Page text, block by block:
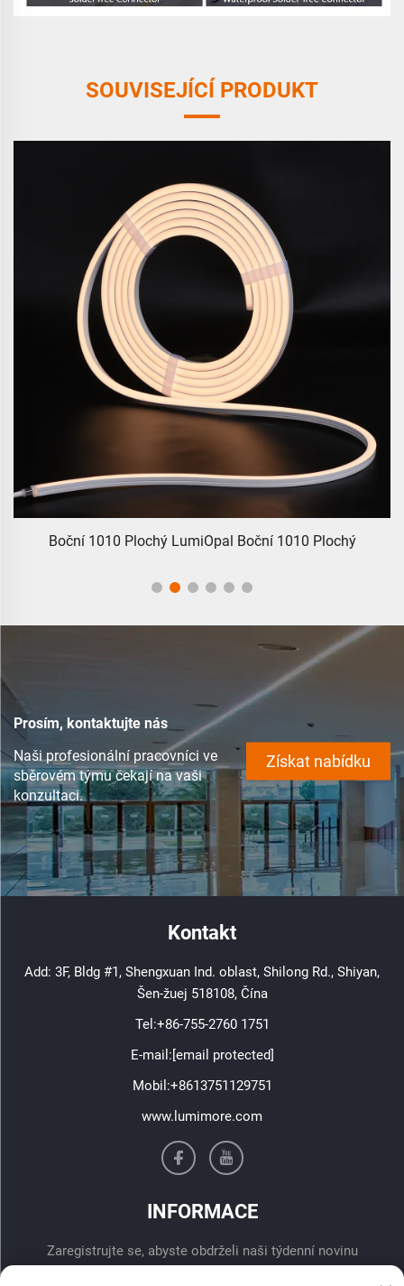
SOUVISEJÍCÍ PRODUKT
Boční 1010 Plochý LumiOpal Boční 1010 Plochý
Prosím, kontaktujte nás
Naši profesionální pracovníci ve
sběrovém týmu čekají na vaši
konzultaci.
Získat nabídku
Kontakt
Add: 3F, Bldg #1, Shengxuan Ind. oblast, Shilong Rd., Shiyan,
Šen-žuej 518108, Čína
Tel:+86-755-2760 1751
E-mail:[email protected]
Mobil:+8613751129751
www.lumimore.com
INFORMACE
Zaregistrujte se, abyste obdrželi naši týdenní novinu